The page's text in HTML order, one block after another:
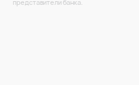
представители банка.